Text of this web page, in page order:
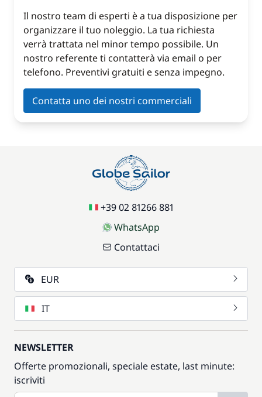
Il nostro team di esperti è a tua disposizione per
organizzare il tuo noleggio. La tua richiesta
verrà trattata nel minor tempo possibile. Un
nostro referente ti contatterà via email o per
telefono. Preventivi gratuiti e senza impegno.
Contatta uno dei nostri commerciali
+39 02 81266 881
WhatsApp
Contattaci
EUR
IT
NEWSLETTER
Offerte promozionali, speciale estate, last minute:
iscriviti